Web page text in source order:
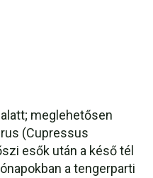
meglehetősen
(Cupressus
esők után a késő tél
a tengerparti